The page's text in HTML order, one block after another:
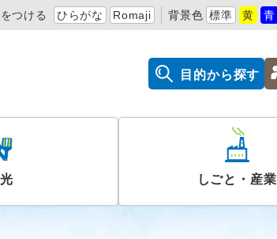
つける ひらがな Romaji 背景色 標準 黄 青
目的から探す
しごと・産業